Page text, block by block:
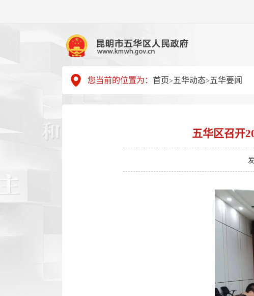
您当前的位置为： 首页> 五华动态> 五华要闻
五华区召开